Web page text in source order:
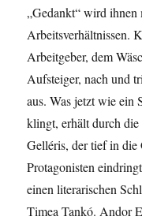
„Gedankt“ wird
Arbeitsverhältnissen.
Arbeitgeber, dem
Aufsteiger, nach und
aus. Was jetzt wie ein
klingt, erhält durch
Gelléris, der tief in
Protagonisten
einen literarischen
Timea Tankó. Andor